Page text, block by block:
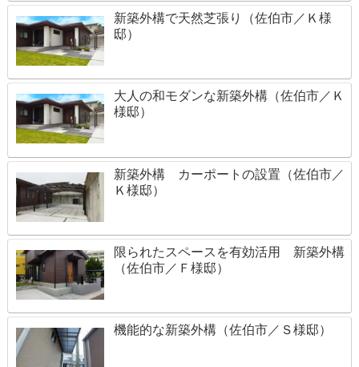
新築外構で天然芝張り（佐伯市／Ｋ様
邸）
大人の和モダンな新築外構（佐伯市／Ｋ
様邸）
新築外構 カーポートの設置（佐伯市／
Ｋ様邸）
限られたスペースを有効活用 新築外構
（佐伯市／Ｆ様邸）
機能的な新築外構（佐伯市／Ｓ様邸）